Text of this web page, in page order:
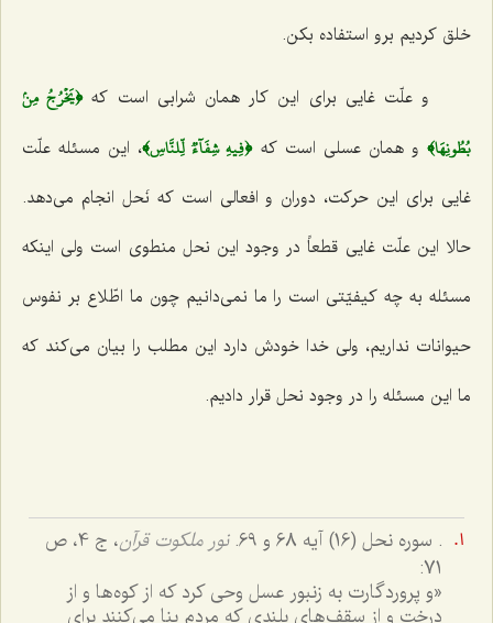
خلق کردیم برو استفاده بکن.
و علّت غایى براى این کار همان شرابی است که﴿يَخۡرُجُ مِنۢ
بُطُونِهَا﴾و همان عسلی است که﴿فِيهِ شِفَآءٞ لِّلنَّاسِ﴾، این مسئله علّت
غایى براى این حرکت، دوران و افعالى است که نَحل انجام مى‌دهد.
حالا این علّت غایى قطعاً در وجود این نحل منطوی است ولی اینکه
مسئله به چه کیفیّتى است را ما نمى‌دانیم چون ما اطّلاع بر نفوس
حیوانات نداریم، ولى خدا خودش دارد این مطلب را بیان مى‌کند که
ما این مسئله را در وجود نحل قرار دادیم.
. سوره نحل (16) آیه 68 و 69. نور ملکوت قرآن
، ج ‌4، ص
71:
«و پروردگارت به زنبور عسل وحى کرد که از کوه‌ها و از
درخت و از سقف‌هاى بلندى که مردم بنا مى‌کنند براى